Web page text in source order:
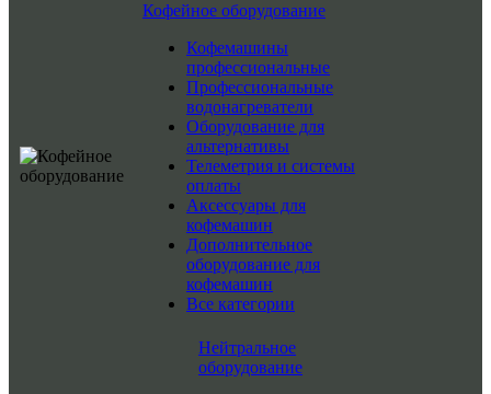
Кофейное оборудование
Кофемашины
профессиональные
Профессиональные
водонагреватели
Оборудование для
альтернативы
Телеметрия и системы
оплаты
Аксессуары для
кофемашин
Дополнительное
оборудование для
кофемашин
Все категории
Нейтральное
оборудование